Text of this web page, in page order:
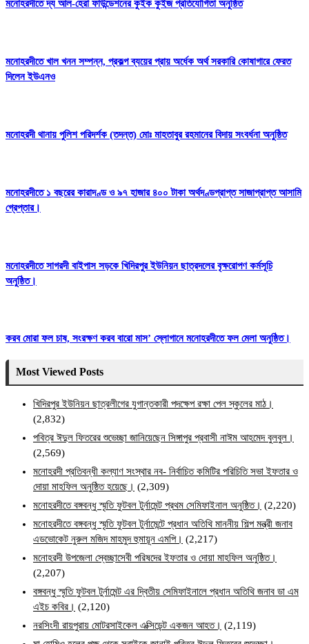
মনোহরদীতে দ্য আল-হেরা ফাউন্ডেশনের কুইক কুইজ প্রতিযোগিতা অনুষ্ঠিত
মনোহরদীতে খাল খনন সম্পন্ন, প্রকল্প ব্যয়ের প্রায় অর্ধেক অর্থ সরকারি কোষাগারে ফেরত
দিলেন ইউএনও
মনোহরদী থানায় পুলিশ পরিদর্শক (তদন্ত) মোঃ মাহতাবুর রহমানের বিদায় সংবর্ধনা অনুষ্ঠিত
মনোহরদীতে ১ বছরের কারাদণ্ড ও ৯৭ হাজার ৪০০ টাকা অর্থদণ্ডপ্রাপ্ত সাজাপ্রাপ্ত আসামি
গ্রেপ্তার।
মনোহরদীতে সাগরদী বাইপাস সড়কে খিদিরপুর ইউনিয়ন ছাত্রদলের বৃক্ষরোপণ কর্মসূচি
অনুষ্ঠিত।
করব মোরা ফল চাষ, সংরক্ষণ করব বারো মাস’ স্লোগানে মনোহরদীতে ফল মেলা অনুষ্ঠিত।
Most Viewed Posts
খিদিরপুর ইউনিয়ন ছাত্রলীগের যুগান্তকারী পদক্ষেপ রক্ষা পেল স্কুলের মাঠ।
(2,832)
পবিত্র ঈদুল ফিতরের শুভেচ্ছা জানিয়েছেন সিঙ্গাপুর প্রবাসী নাঈম আহমেদ বুলবুল।
(2,569)
মনোহরদী প্রতিবন্ধী কল্যাণ সংস্থার নব- নির্বাচিত কমিটির পরিচিতি সভা ইফতার ও
দোয়া মাহফিল অনুষ্ঠিত হয়েছে। (2,309)
মনোহরদীতে বঙ্গবন্ধু স্মৃতি ফুটবল টুর্নামেন্ট প্রথম সেমিফাইনাল অনুষ্ঠিত। (2,220)
মনোহরদীতে বঙ্গবন্ধু স্মৃতি ফুটবল টুর্নামেন্টে প্রধান অতিথি মাননীয় শিল্প মন্ত্রী জনাব
এডভোকেট নুরুল মজিদ মাহমুদ হুমায়ূন এমপি। (2,217)
মনোহরদী উপজেলা স্বেচ্ছাসেবী পরিষদের ইফতার ও দোয়া মাহফিল অনুষ্ঠিত।
(2,207)
বঙ্গবন্ধু স্মৃতি ফুটবল টুর্নামেন্ট এর দ্বিতীয় সেমিফাইনালে প্রধান অতিথি জনাব ডা এম
এইচ কবির। (2,120)
নরসিংদী রায়পুরায় মোটরসাইকেল এক্সিডেন্ট একজন আহত। (2,119)